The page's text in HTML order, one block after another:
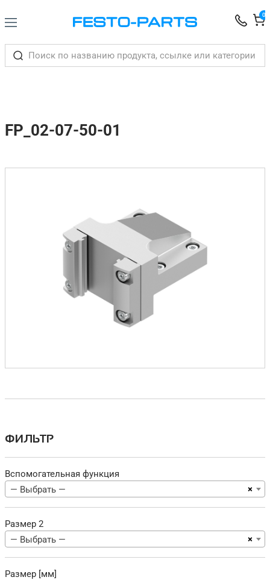
0
FP_02-07-50-01
ФИЛЬТР
Вспомогательная функция
×
— Выбрать —
Размер 2
×
— Выбрать —
Размер [мм]